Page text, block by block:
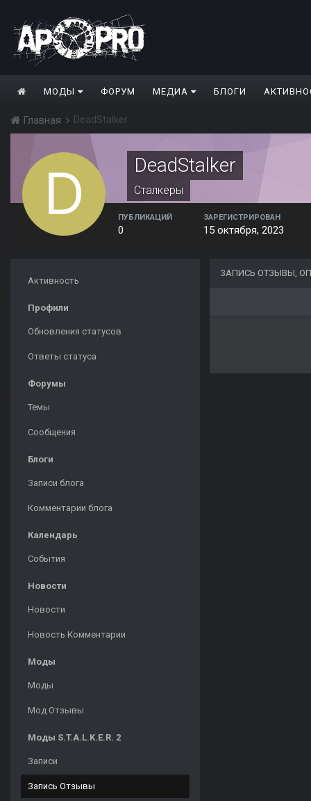
МОДЫ ФОРУМ МЕДИА БЛОГИ
Главная DeadStalker
DeadStalker
Сталкеры
ПУБЛИКАЦИЙ
0
ЗАРЕГИСТРИРОВАН
15 октября, 2023
Активность
Профили
Обновления статусов
Ответы статуса
Форумы
Темы
Сообщения
Блоги
Записи блога
Комментарии блога
Календарь
События
Новости
Новости
Новость Комментарии
Моды
Моды
Мод Отзывы
Моды S.T.A.L.K.E.R. 2
Записи
Запись Отзывы
ЗАПИСЬ ОТЗЫВЫ,